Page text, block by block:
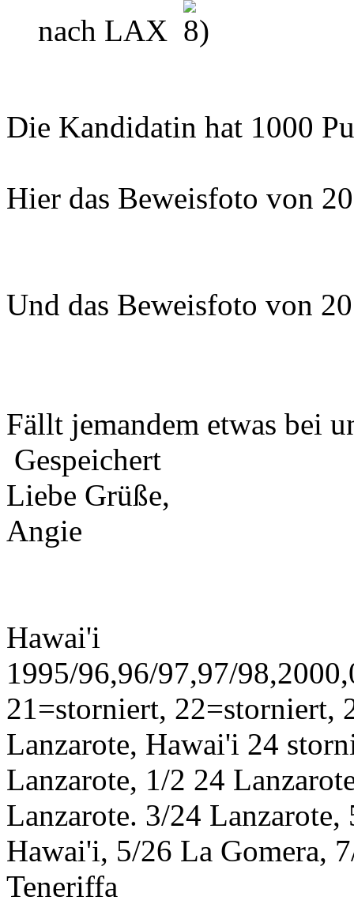
nach LAX
Die Kandidatin hat 1000
Hier das Beweisfoto von
Und das Beweisfoto von
Fällt jemandem etwas bei
Gespeichert
Liebe Grüße,
Angie
Hawai'i
1995/96,96/97,97/
21=storniert, 22=storniert,
Lanzarote, Hawai'i 24
Lanzarote, 1/2 24
Lanzarote. 3/24
Hawai'i, 5/26 La Gomera,
Teneriffa